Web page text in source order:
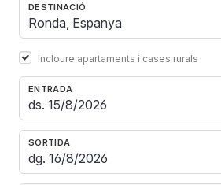
DESTINACIÓ
Incloure apartaments i cases rurals
ENTRADA
SORTIDA